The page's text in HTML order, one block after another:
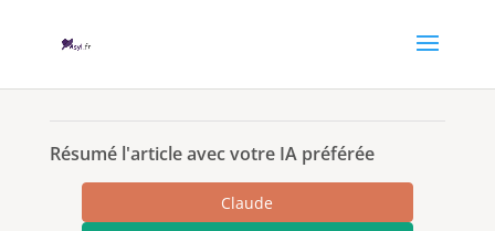
Résumé l'article avec votre IA préférée
Claude